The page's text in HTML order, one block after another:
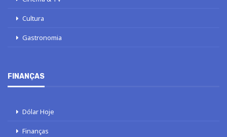
Cultura
Gastronomia
FINANÇAS
Dólar Hoje
Finanças